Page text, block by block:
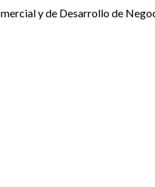
y de Desarrollo de